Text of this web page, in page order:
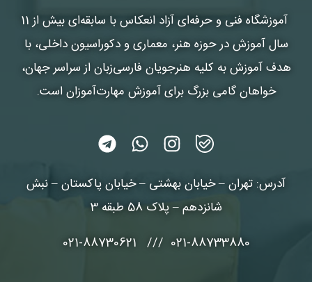
آموزشگاه فنی و حرفه‌ای آزاد انعکاس
با سابقه‌ای بیش از 11
سال آموزش در حوزه هنر، معماری و دکوراسیون داخلی، با
هدف آموزش به کلیه هنرجویان فارسی‌زبان از سراسر جهان،
خواهان گامی بزرگ برای آموزش مهارت‌آموزان است.
آدرس: تهران – خیابان بهشتی – خیابان پاکستان – نبش
شانزدهم – پلاک 58 طبقه 3
021-88733880 /// 021-88730621